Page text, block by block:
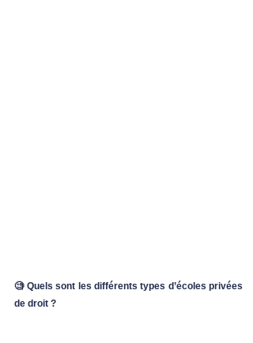
🧐 Quels sont les différents types d’écoles privées
de droit ?